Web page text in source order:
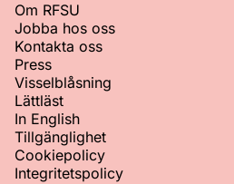
Om RFSU
Jobba hos oss
Kontakta oss
Press
Visselblåsning
Lättläst
In English
Tillgänglighet
Cookiepolicy
Integritetspolicy